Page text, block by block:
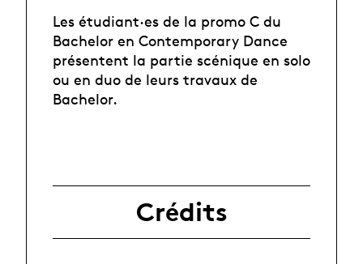
Les étudiant·es de la promo C du
Bachelor en Contemporary Dance
présentent la partie scénique en solo
ou en duo de leurs travaux de
Bachelor.
Crédits